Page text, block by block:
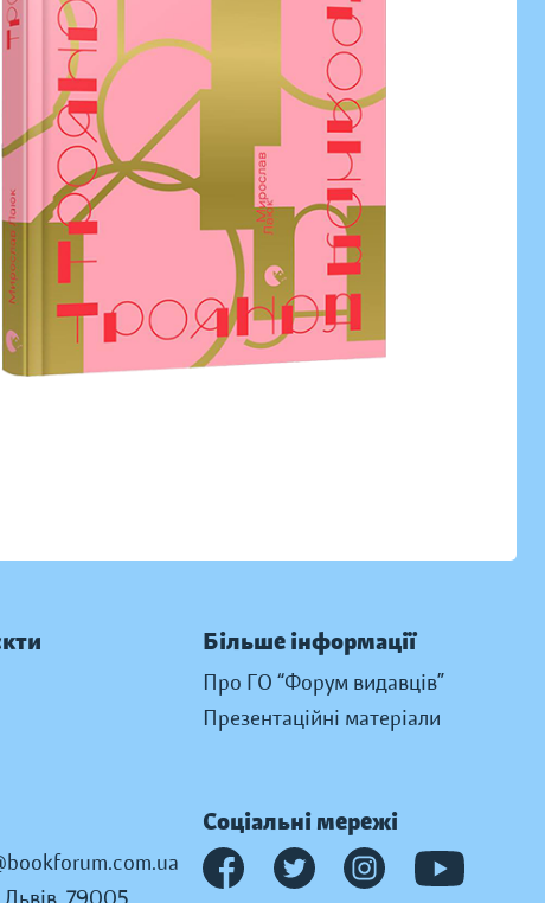
Більше інформації
Про ГО “Форум видавців”
Презентаційні матеріали
Соціальні мережі